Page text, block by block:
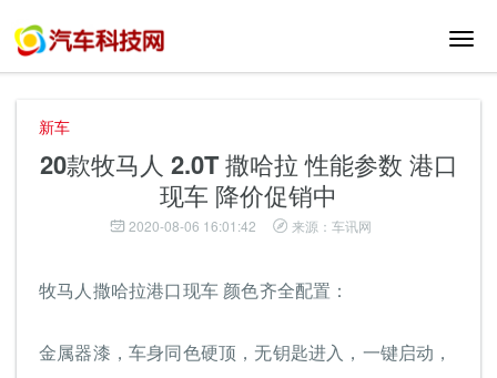
切
新车
20款牧马人 2.0T 撒哈拉 性能参数 港口
现车 降价促销中
2020-08-06 16:01:42 来源：车讯网
牧马人撒哈拉港口现车 颜色齐全配置：
金属器漆，车身同色硬顶，无钥匙进入，一键启动，